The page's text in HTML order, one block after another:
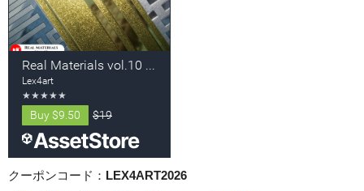
クーポンコード： LEX4ART2026